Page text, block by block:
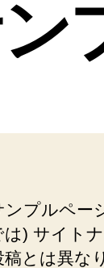
ンプルペー
は) サイト
稿とは異な